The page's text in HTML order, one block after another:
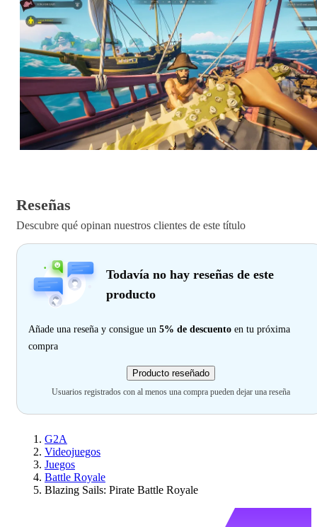
Reseñas
Descubre qué opinan nuestros clientes de este título
Todavía no hay reseñas de este
producto
Añade una reseña y consigue un 5% de descuento en tu próxima
compra
Producto reseñado
Usuarios registrados con al menos una compra pueden dejar una reseña
G2A
Videojuegos
Juegos
Battle Royale
Blazing Sails: Pirate Battle Royale